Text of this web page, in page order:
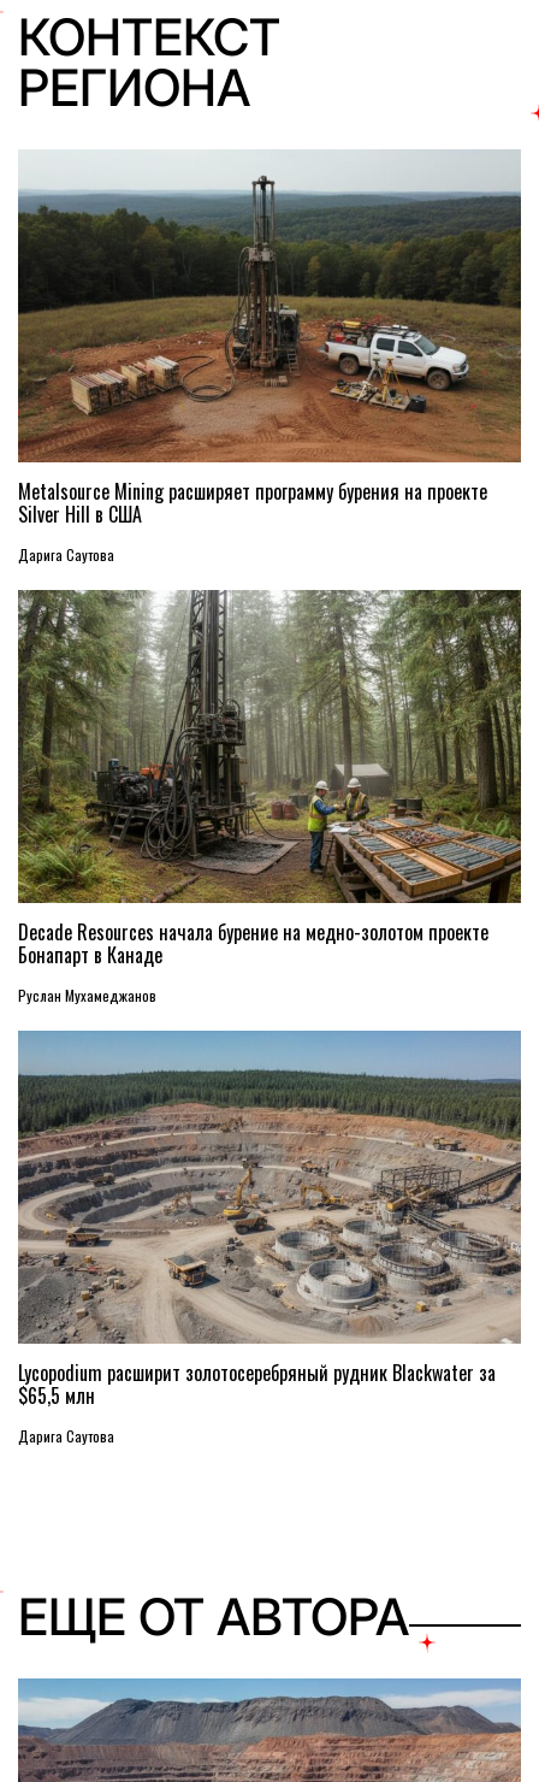
КОНТЕКСТ
РЕГИОНА
Metalsource Mining расширяет программу бурения на проекте
Silver Hill в США
Дарига Саутова
Decade Resources начала бурение на медно-золотом проекте
Бонапарт в Канаде
Руслан Мухамеджанов
Lycopodium расширит золотосеребряный рудник Blackwater за
$65,5 млн
Дарига Саутова
ЕЩЕ ОТ АВТОРА